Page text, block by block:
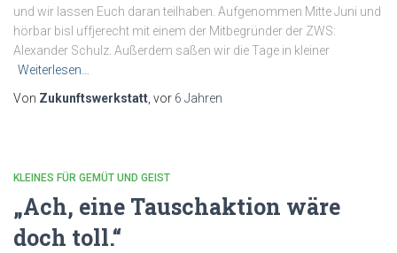
und wir lassen Euch daran teilhaben. Aufgenommen Mitte Juni und
hörbar bisl uffjerecht mit einem der Mitbegründer der ZWS:
Alexander Schulz. Außerdem saßen wir die Tage in kleiner
Weiterlesen…
Von Zukunftswerkstatt , vor 6 Jahren
KLEINES FÜR GEMÜT UND GEIST
„Ach, eine Tauschaktion wäre
doch toll.“